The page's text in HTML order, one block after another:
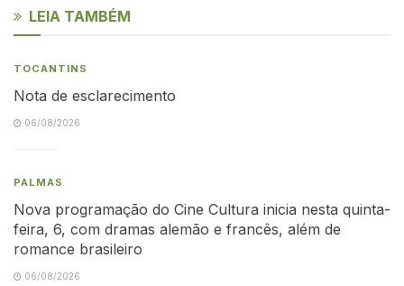
LEIA TAMBÉM
TOCANTINS
Nota de esclarecimento
06/08/2026
PALMAS
Nova programação do Cine Cultura inicia nesta quinta-
feira, 6, com dramas alemão e francês, além de
romance brasileiro
06/08/2026